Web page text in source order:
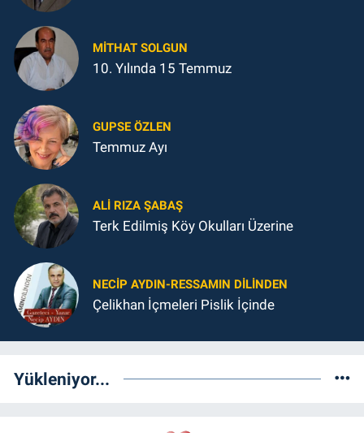
MITHAT SOLGUN
10. Yılında 15 Temmuz
GUPSE ÖZLEN
Temmuz Ayı
ALI RIZA ŞABAŞ
Terk Edilmiş Köy Okulları Üzerine
NECIP AYDIN-RESSAMIN DILINDEN
Çelikhan İçmeleri Pislik İçinde
Yükleniyor...